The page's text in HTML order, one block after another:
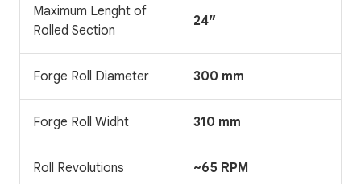
Maximum Lenght of
Rolled Section
24″
Forge Roll Diameter 300 mm
Forge Roll Widht 310 mm
Roll Revolutions ~65 RPM